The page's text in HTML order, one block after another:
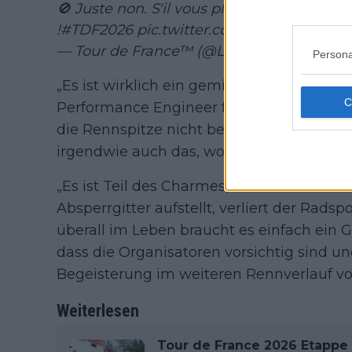
🚫 Juste non. S'il vous plait, n'utilisez pas
!#TDF2026 pic.twitter.com/fEyuYoIU7m
— Tour de France™ (@LeTour)
July 5, 2026
„Es ist wirklich ein gemischtes Bild“,
Performance Engineer für XDS Astana
die Rennspitze nicht beeinträchtigt, ist
irgendwie auch das, wofür der
„Es ist Teil des Charmes, finde ich.
Absperrgitter aufstellt, verliert der
überall im Leben braucht es einfach ein
dass die Organisatoren vorsichtig sind
Begeisterung im weiteren Rennverlauf
Weiterlesen
Tour de France 2026